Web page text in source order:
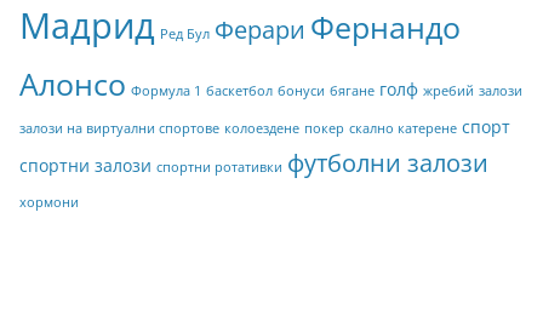
Мадрид Ред Бул Ферари Фернандо
Алонсо Формула 1 баскетбол бонуси бягане голф жребий залози
залози на виртуални спортове колоездене покер скално катерене спорт
спортни залози спортни ротативки футболни залози
хормони